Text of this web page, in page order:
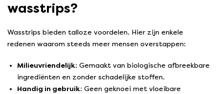
wasstrips?
Wasstrips bieden talloze voordelen. Hier zijn enkele
redenen waarom steeds meer mensen overstappen:
Milieuvriendelijk: Gemaakt van biologische afbreekbare
ingrediënten en zonder schadelijke stoffen.
Handig in gebruik: Geen geknoei met vloeibare